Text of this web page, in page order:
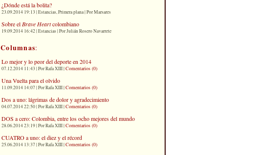
¿Dónde está la bolita?
23.09.2014 19:13 | Estancias, Primera plana | Por Marsares
Sobre el Brave Heartcolombiano
19.09.2014 16:42 | Estancias | Por Julián Rosero Navarrete
Columnas:
Lo mejor y lo peor del deporte en 2014
07.12.2014 11:43 | Por Rafa XIII |Comentarios (0)
Una Vuelta para el olvido
11.09.2014 14:07 | Por Rafa XIII |Comentarios (0)
Dos a uno: lágrimas de dolor y agradecimiento
04.07.2014 22:50 | Por Rafa XIII |Comentarios (0)
DOS a cero: Colombia, entre los ocho mejores del mundo
28.06.2014 23:19 | Por Rafa XIII |Comentarios (0)
CUATRO a uno: el diez y el récord
25.06.2014 13:37 | Por Rafa XIII |Comentarios (0)